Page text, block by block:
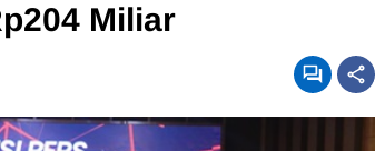
Miliar